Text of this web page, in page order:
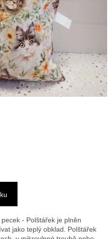
- Polštářek je plněn
jako teplý obklad. Polštářek